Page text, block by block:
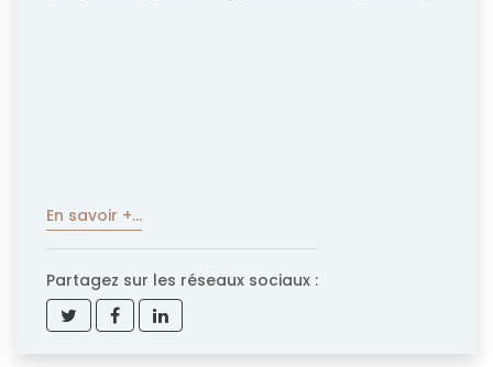
En savoir +...
Partagez sur les réseaux sociaux :